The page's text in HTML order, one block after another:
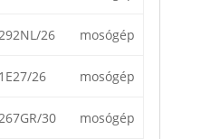
26 mosógép
26 mosógép
30 mosógép